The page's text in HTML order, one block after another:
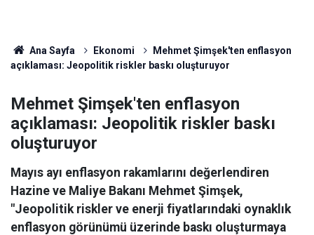
Ana Sayfa Ekonomi
Mehmet Şimşek'ten enflasyon
açıklaması: Jeopolitik riskler baskı oluşturuyor
Mehmet Şimşek'ten enflasyon
açıklaması: Jeopolitik riskler baskı
oluşturuyor
Mayıs ayı enflasyon rakamlarını değerlendiren
Hazine ve Maliye Bakanı Mehmet Şimşek,
"Jeopolitik riskler ve enerji fiyatlarındaki oynaklık
enflasyon görünümü üzerinde baskı oluşturmaya